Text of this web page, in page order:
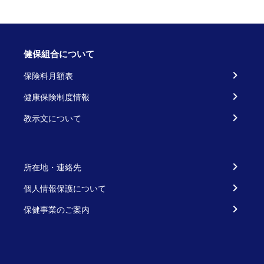
健保組合について
保険料月額表
健康保険制度情報
教示文について
所在地・連絡先
個人情報保護について
保健事業のご案内